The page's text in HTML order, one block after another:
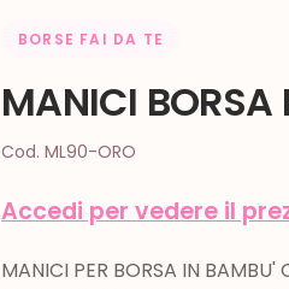
BORSE FAI DA TE
MANICI BORSA
Cod. ML90-ORO
Accedi per vedere il
MANICI PER BORSA IN BAMBU'